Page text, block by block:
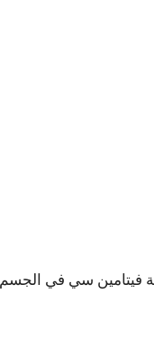
سي في الجسم،